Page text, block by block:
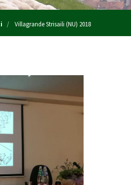
Villagrande Strisaili (NU) 2018